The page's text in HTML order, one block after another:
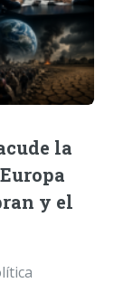
la
y el